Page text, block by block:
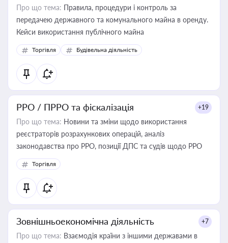
Про що тема: Правила, процедури і контроль за
передачею державного та комунального майна в оренду.
Кейси використання публічного майна
Торгівля Будівельна діяльність
РРО / ПРРО та фіскалізація +19
Про що тема: Новини та зміни щодо використання
реєстраторів розрахункових операцій, аналіз
законодавства про РРО, позиції ДПС та судів щодо РРО
Торгівля
Зовнішньоекономічна діяльність +7
Про що тема: Взаємодія країни з іншими державами в